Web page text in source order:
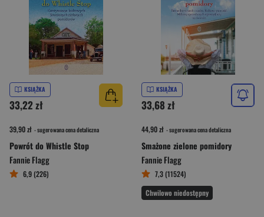
KSIĄŻKA
33,22 zł
39,90 zł - sugerowana cena detaliczna
Powrót do Whistle Stop
Fannie Flagg
6,9 (226)
KSIĄŻKA
33,68 zł
44,90 zł - sugerowana cena detaliczna
Smażone zielone pomidory
Fannie Flagg
7,3 (11524)
Chwilowo niedostępny